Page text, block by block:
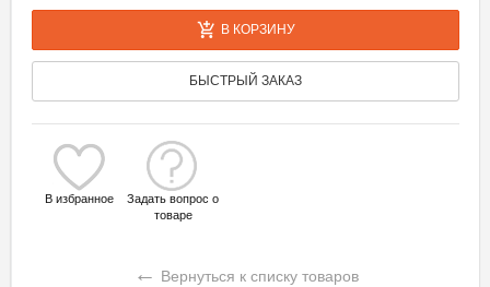
В КОРЗИНУ
БЫСТРЫЙ ЗАКАЗ
В избранное
Задать вопрос о
товаре
← Вернуться к списку товаров